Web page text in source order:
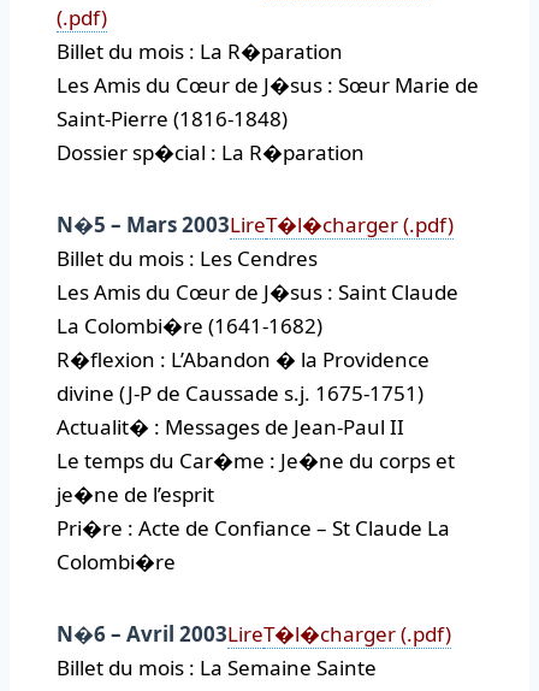
(.pdf)
Billet du mois : La R�paration
Les Amis du Cœur de J�sus : Sœur Marie de
Saint-Pierre (1816-1848)
Dossier sp�cial : La R�paration
N�5 – Mars 2003LireT�l�charger (.pdf)
Billet du mois : Les Cendres
Les Amis du Cœur de J�sus : Saint Claude
La Colombi�re (1641-1682)
R�flexion : L’Abandon � la Providence
divine (J-P de Caussade s.j. 1675-1751)
Actualit� : Messages de Jean-Paul II
Le temps du Car�me : Je�ne du corps et
je�ne de l’esprit
Pri�re : Acte de Confiance – St Claude La
Colombi�re
N�6 – Avril 2003LireT�l�charger (.pdf)
Billet du mois : La Semaine Sainte